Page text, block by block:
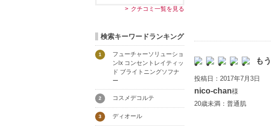
も
投稿日：2017年7月3日
nico-chan様
20歳未満：普通肌
クチコミ一覧を見る
検索キーワードランキング
1
フューチャーソリューショ
ンlx コンセントレイティッ
ド ブライトニングソフナ
ー
2 コスメデコルテ
3 ディオール